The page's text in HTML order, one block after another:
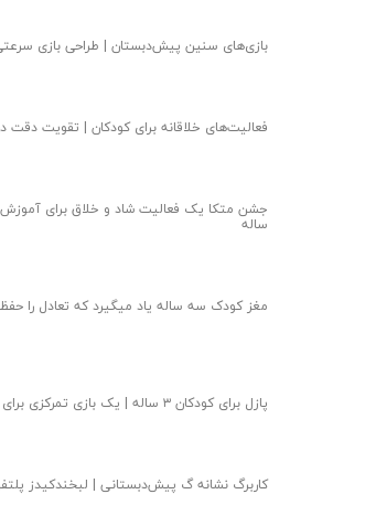
بازی‌های سنین پیش‌دبستان | طراحی بازی
فعالیت‌های خلاقانه برای کودکان | تقویت دقت
جشن متکا یک فعالیت شاد و خلاق برای
ساله
مغز کودک سه ساله یاد میگیرد که تعادل را
پازل برای کودکان ۳ ساله | یک بازی تمرکزی برای هماهنگی چشم و دست
کاربرگ نشانه گ پیش‌دبستانی | لبخندکیدز